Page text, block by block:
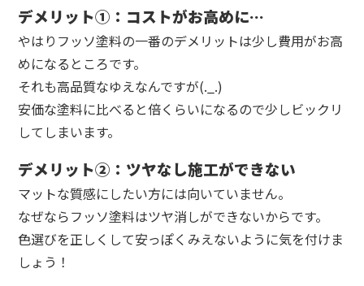
デメリット①：コストがお高めに…
やはりフッソ塗料の一番のデメリットは少し費用がお高
めになるところです。
それも高品質なゆえなんですが(._.)
安価な塗料に比べると倍くらいになるので少しビックリ
してしまいます。
デメリット②：ツヤなし施工ができない
マットな質感にしたい方には向いていません。
なぜならフッソ塗料はツヤ消しができないからです。
色選びを正しくして安っぽくみえないように気を付けま
しょう！